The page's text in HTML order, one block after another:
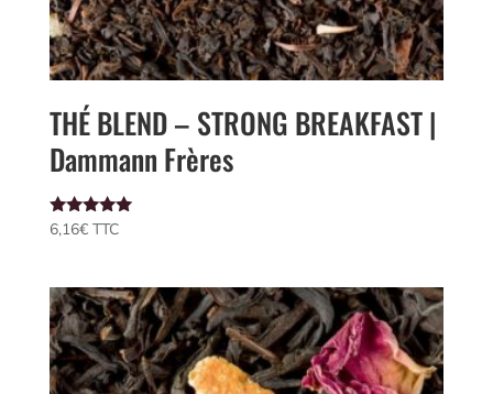
THÉ BLEND – STRONG BREAKFAST |
Dammann Frères
Note
5.00
6,16€ TTC